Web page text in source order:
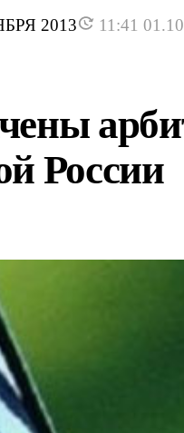
2013 11:41
России